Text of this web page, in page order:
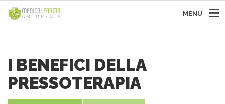
MENU
I BENEFICI DELLA
PRESSOTERAPIA